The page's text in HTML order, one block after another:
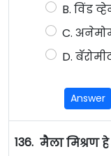
B. विंड
C.
D.
Answer
136. मैला मिश्रण